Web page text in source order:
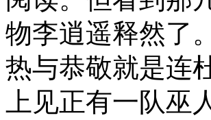
物李逍遥释然了
热与恭敬就是连
上见正有一队